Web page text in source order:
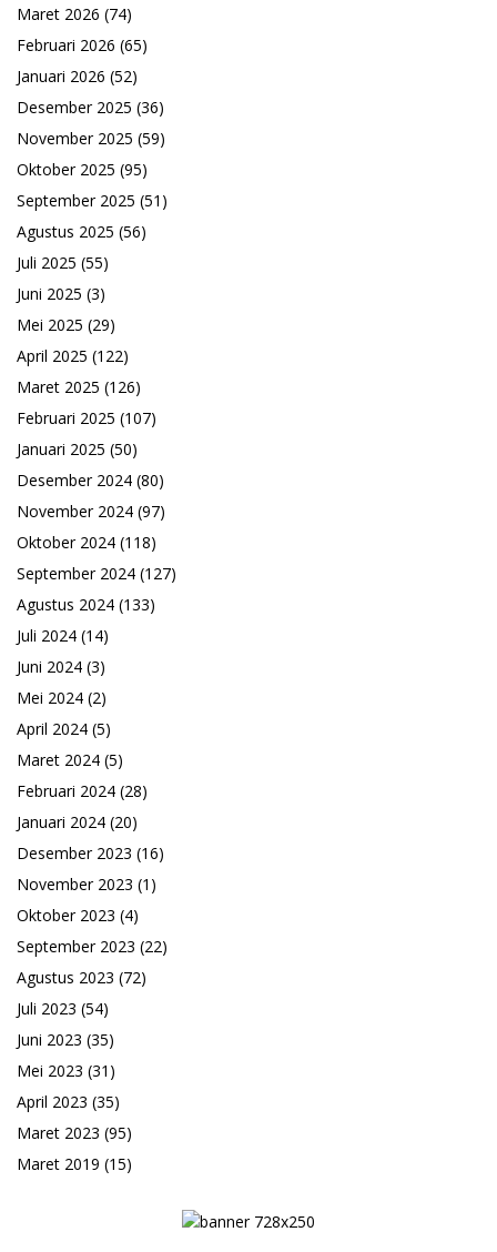
Maret 2026 (74)
Februari 2026 (65)
Januari 2026 (52)
Desember 2025 (36)
November 2025 (59)
Oktober 2025 (95)
September 2025 (51)
Agustus 2025 (56)
Juli 2025 (55)
Juni 2025 (3)
Mei 2025 (29)
April 2025 (122)
Maret 2025 (126)
Februari 2025 (107)
Januari 2025 (50)
Desember 2024 (80)
November 2024 (97)
Oktober 2024 (118)
September 2024 (127)
Agustus 2024 (133)
Juli 2024 (14)
Juni 2024 (3)
Mei 2024 (2)
April 2024 (5)
Maret 2024 (5)
Februari 2024 (28)
Januari 2024 (20)
Desember 2023 (16)
November 2023 (1)
Oktober 2023 (4)
September 2023 (22)
Agustus 2023 (72)
Juli 2023 (54)
Juni 2023 (35)
Mei 2023 (31)
April 2023 (35)
Maret 2023 (95)
Maret 2019 (15)